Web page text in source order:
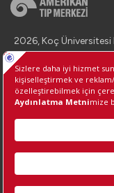
2026, Koç Üniversitesi
İletişim : +90 (850) 250
Kişisel Verilerin
Bilgi Toplumu Hizmetleri
Çerez Tercihlerini Yönetin